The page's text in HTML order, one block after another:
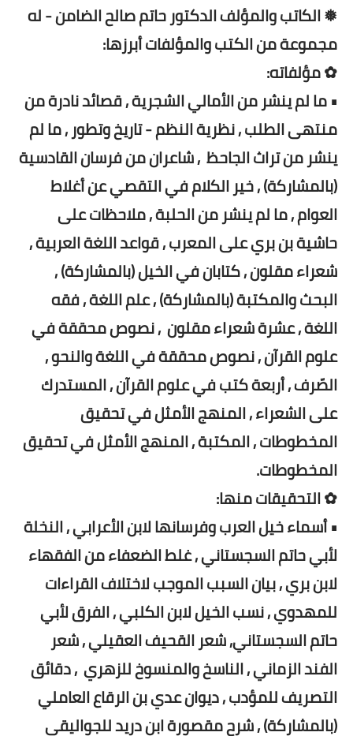
❅ الكاتب والمؤلف الدكتور حاتم صالح الضامن - له
مجموعة من الكتب والمؤلفات أبرزها:
✿ مؤلفاته:
• ما لم ينشر من الأمالي الشجرية , قصائد نادرة من
منتهى الطلب , نظرية النظم - تاريخ وتطور , ما لم
ينشر من تراث الجاحظ , شاعران من فرسان القادسية
(بالمشاركة) , خير الكلام في التقصي عن أغلاط
العوام , ما لم ينشر من الحلبة , ملاحظات على
حاشية بن بري على المعرب , قواعد اللغة العربية ,
شعراء مقلون , كتابان في الخيل (بالمشاركة) ,
البحث والمكتبة (بالمشاركة) , علم اللغة , فقه
اللغة , عشرة شعراء مقلون , نصوص محققة في
علوم القرآن , نصوص محققة في اللغة والنحو ,
الصّرف , أربعة كتب في علوم القرآن , المستدرك
على الشعراء , المنهج الأمثل في تحقيق
المخطوطات , المكتبة , المنهج الأمثل في تحقيق
المخطوطات.
✿ التحقيقات منها:
• أسماء خيل العرب وفرسانها لابن الأعرابي , النخلة
لأبي حاتم السجستاني , غلط الضعفاء من الفقهاء
لابن بري , بيان السبب الموجب لاختلاف القراءات
للمهدوي , نسب الخيل لابن الكلبي , الفرق لأبي
حاتم السجستاني, شعر القحيف العقيلي , شعر
الفند الزماني , الناسخ والمنسوخ للزهري , دقائق
التصريف للمؤدب , ديوان عدي بن الرقاع العاملي
(بالمشاركة) , شرح مقصورة ابن دريد للجواليقي